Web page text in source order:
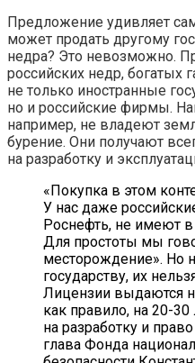
Предложение удивляет
может продать другому
недра? Это невозможно.
российских недр, богатых
не только иностранные
но и российские фирмы.
например, не владеют
бурение. Они получают
на разработку и
«Покупка в этом
У нас даже
Роснефть, не имеют в
Для простоты мы
месторождение». Но
государству, их
Лицензии выдаются
как правило, на 20-
на разработку и
глава Фонда